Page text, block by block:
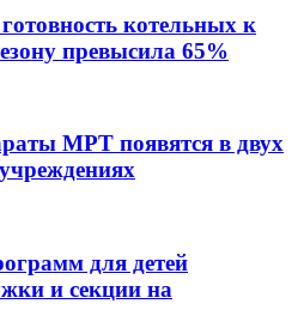
котельных к
превысила 65%
МРТ появятся в двух
для детей
и секции на